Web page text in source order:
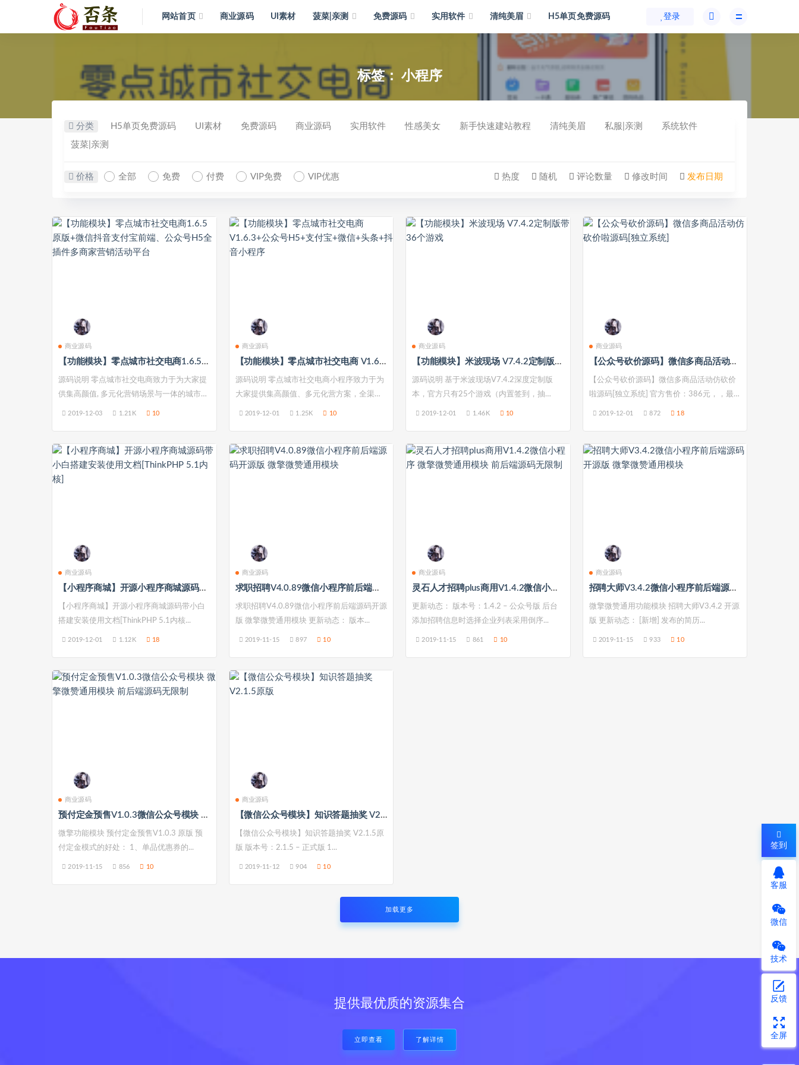
网站首页 商业源码 UI素材 菠菜|亲测 免费源码 实用软件 清纯美眉 H5单页免费源码 登录
标签： 小程序
分类 H5单页免费源码 UI素材 免费源码 商业源码 实用软件 性感美女 新手快速建站教程 清纯美眉 私服|亲测 系统软件
菠菜|亲测
价格 全部 免费 付费 VIP免费 VIP优惠 发布日期
修改时间
评论数量
随机
热度
商业源码
【功能模块】零点城市社交电商1.6.5原版+微信抖音支付宝前端、公众号H5全插件多商家营销活动平台
源码说明 零点城市社交电商致力于为大家提
供集高颜值, 多元化营销场景与一体的城市电
2019-12-03 1.21K 10
商业源码
【功能模块】零点城市社交电商 V1.6.3+公众号H5+支付宝+微信+头条+抖音小程序
源码说明 零点城市社交电商小程序致力于为
大家提供集高颜值、多元化营方案，全渠道
2019-12-01 1.25K 10
商业源码
【功能模块】米波现场 V7.4.2定制版带36个游戏
源码说明 基于米波现场V7.4.2深度定制版
本，官方只有25个游戏（内置签到，抽
2019-12-01 1.46K 10
商业源码
【公众号砍价源码】微信多商品活动仿砍价啦源码[独立系统]
【公众号砍价源码】微信多商品活动仿砍价
啦源码[独立系统] 官方售价：386元，，最
2019-12-01 872 18
商业源码
【小程序商城】开源小程序商城源码带小白搭建安装使用文档[ThinkPHP 5.1内核]
【小程序商城】开源小程序商城源码带小白
搭建安装使用文档[ThinkPHP 5.1内核...
2019-12-01 1.12K 18
商业源码
求职招聘V4.0.89微信小程序前后端源码开源版 微擎微赞通用模块
求职招聘V4.0.89微信小程序前后端源码开源
版 微擎微赞通用模块 更新动态： 版本...
2019-11-15 897 10
商业源码
灵石人才招聘plus商用V1.4.2微信小程序 微擎微赞通用模块 前后端源码无限制
更新动态： 版本号：1.4.2 – 公众号版 后台
添加招聘信息时选择企业列表采用倒序...
2019-11-15 861 10
商业源码
招聘大师V3.4.2微信小程序前后端源码开源版 微擎微赞通用模块
微擎微赞通用功能模块 招聘大师V3.4.2 开源
版 更新动态： [新增] 发布的简历...
2019-11-15 933 10
商业源码
预付定金预售V1.0.3微信公众号模块 微擎微赞通用模块 前后端源码无限制
微擎功能模块 预付定金预售V1.0.3 原版 预
付定金模式的好处： 1、单品优惠券的...
2019-11-15 856 10
商业源码
【微信公众号模块】知识答题抽奖 V2.1.5原版
【微信公众号模块】知识答题抽奖 V2.1.5原
版 版本号：2.1.5 – 正式版 1...
2019-11-12 904 10
加载更多
提供最优质的资源集合
立即查看 了解详情
签到
客服
微信
技术
反馈
全屏